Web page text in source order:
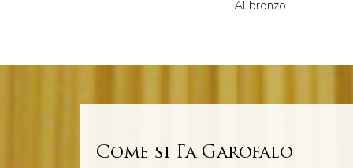
Al bronzo
Come si Fa Garofalo